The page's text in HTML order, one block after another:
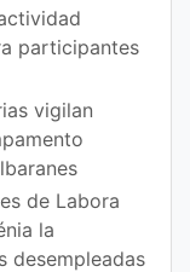
participantes
vigilan
de Labora
la
desempleadas